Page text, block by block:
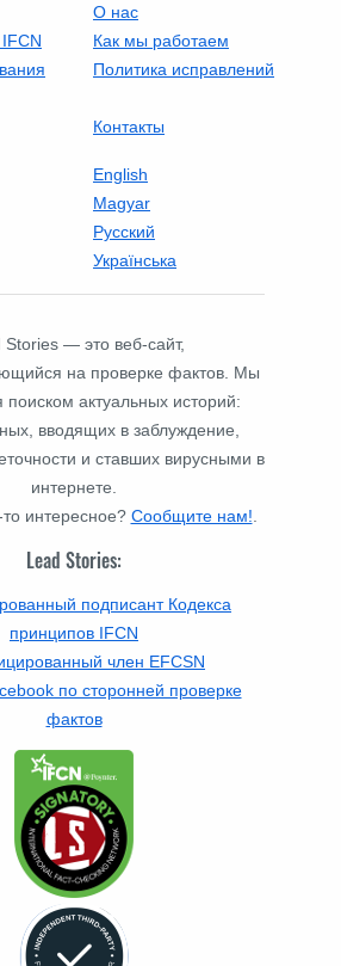
О нас
Как мы работаем
Политика исправлений
Контакты
English
Magyar
Русский
Українська
Stories — это веб-сайт,
на проверке фактов. Мы
актуальных историй:
вводящих в заблуждение,
и ставших вирусными в
интернете.
интересное? Сообщите нам!
Lead Stories:
подписант Кодекса
принципов IFCN
член EFCSN
по сторонней проверке
фактов